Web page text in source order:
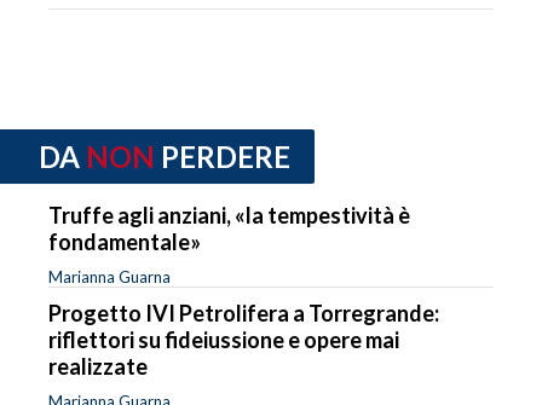
DA NON PERDERE
Truffe agli anziani, «la tempestività è
fondamentale»
Marianna Guarna
Progetto IVI Petrolifera a Torregrande:
riflettori su fideiussione e opere mai
realizzate
Marianna Guarna